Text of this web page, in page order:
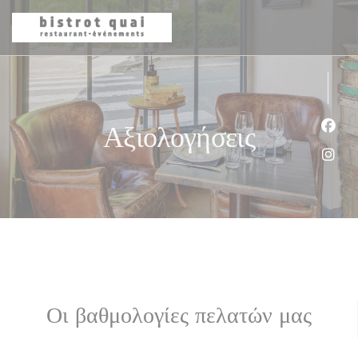
Πίνακας διαχείρισης "Μπισκότων" (Cookies)
Αξιολογήσεις
Οι βαθμολογίες πελατών μας